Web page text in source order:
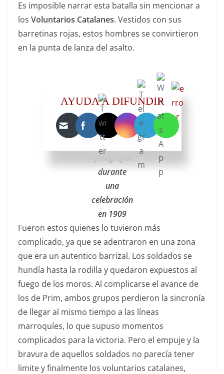
Es imposible narrar esta batalla sin mencionar a
los Voluntarios Catalanes. Vestidos con sus
barretinas rojas, estos hombres se convirtieron
en la punta de lanza del asalto.
de los
Voluntarios
Catalanes
en una
fotografía
durante
una
celebración
en 1909
Fueron estos quienes lo tuvieron más
complicado, ya que se adentraron en una zona
que era un autentico barrizal. Los soldados se
hundía hasta la rodilla y quedaron expuestos al
fuego de los moros. Al complicarse el avance de
los de Prim, ambos grupos perdieron la sincronía
de llegar al mismo tiempo a las líneas
marroquíes, lo que supuso momentos
complicados para la victoria. Pero el empuje y la
bravura de aquellos soldados no parecía tener
limite y finalmente los voluntarios catalanes,
AYUDA A DIFUNDIR